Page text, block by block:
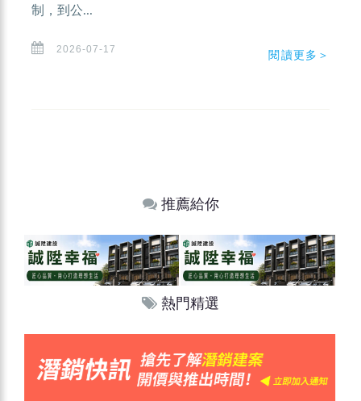
制，到公...
2026-07-17 閱讀更多＞
推薦給你
熱門精選